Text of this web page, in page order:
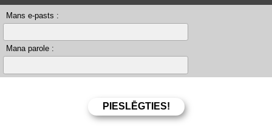
Mans e-pasts :
Mana parole :